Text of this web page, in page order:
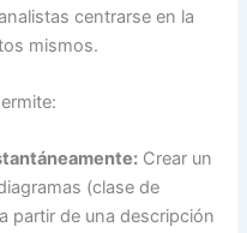
centrarse en la
mismos.
Crear un
(clase de
partir de una descripción